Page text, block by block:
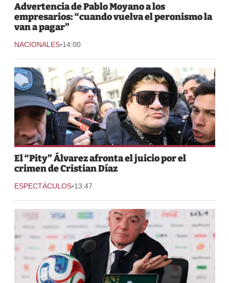
Advertencia de Pablo Moyano a los
empresarios: “cuando vuelva el peronismo la
van a pagar”
NACIONALES-14:00
El “Pity” Álvarez afronta el juicio por el
crimen de Cristian Díaz
ESPECTÁCULOS-13:47